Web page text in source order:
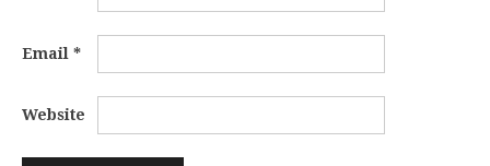
Email *
Website